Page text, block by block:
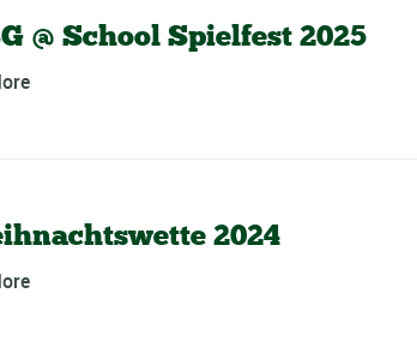
@ School Spielfest 2025
2024